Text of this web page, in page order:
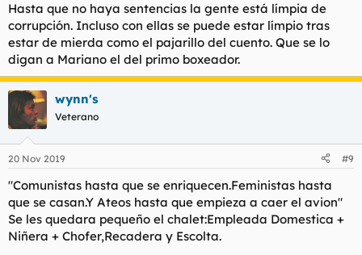
:
Hasta que no haya sentencias la gente está límpia de
corrupción. Incluso con ellas se puede estar límpio tras
estar de mierda como el pajarillo del cuento. Que se lo
digan a Mariano el del primo boxeador.
wynn's
Veterano
20 Nov 2019 #9
"Comunistas hasta que se enriquecen.Feministas hasta
que se casan.Y Ateos hasta que empieza a caer el avion"
Se les quedara pequeño el chalet:Empleada Domestica +
Niñera + Chofer,Recadera y Escolta.